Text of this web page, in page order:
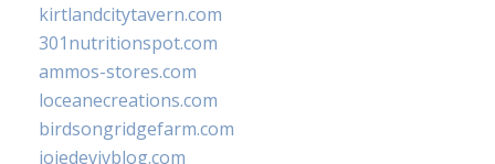
kirtlandcitytavern.com
301nutritionspot.com
ammos-stores.com
loceanecreations.com
birdsongridgefarm.com
joiedevivblog.com